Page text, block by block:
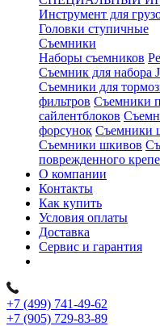
Инструмент для
Головки ступичные
Съемники
Наборы съемников
Съемник для набора
Съемники для
фильтров Съемники
сайлентблоков
форсунок Съемники
Съемники шкивов
поврежденного
О компании
Контакты
Как купить
Условия оплаты
Доставка
Сервис и гарантия
+7 (499) 741-49-62
+7 (905) 729-83-89